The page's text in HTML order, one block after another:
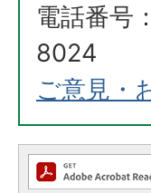
電話番
8024
ご意見・